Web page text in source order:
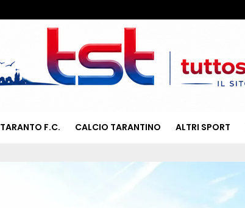
TARANTO F.C. CALCIO TARANTINO ALTRI SPORT